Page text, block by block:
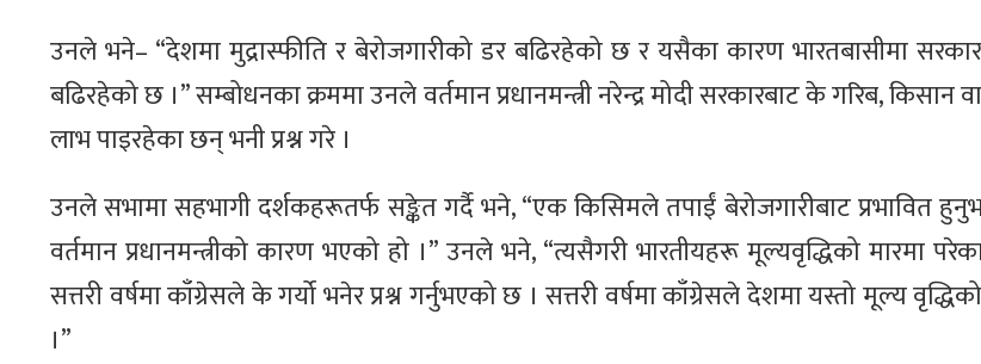
उनले भने– “देशमा मुद्रास्फीति र बेरोजगारीको डर बढिरहेको छ र यसैका कारण भारतबासीमा
बढिरहेको छ ।” सम्बोधनका क्रममा उनले वर्तमान प्रधानमन्त्री नरेन्द्र मोदी सरकारबाट के गरिब, किसान
लाभ पाइरहेका छन् भनी प्रश्न गरे ।
उनले सभामा सहभागी दर्शकहरूतर्फ सङ्केत गर्दै भने, “एक किसिमले तपाईं बेरोजगारीबाट प्रभावित
वर्तमान प्रधानमन्त्रीको कारण भएको हो ।” उनले भने, “त्यसैगरी भारतीयहरू मूल्यवृद्धिको मारमा
सत्तरी वर्षमा काँग्रेसले के गर्यो भनेर प्रश्न गर्नुभएको छ । सत्तरी वर्षमा काँग्रेसले देशमा यस्तो मूल्य
।”